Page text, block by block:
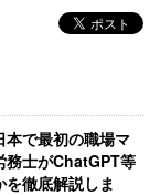
本で最初の職場マ
務士がChatGPT等
徹底解説しま